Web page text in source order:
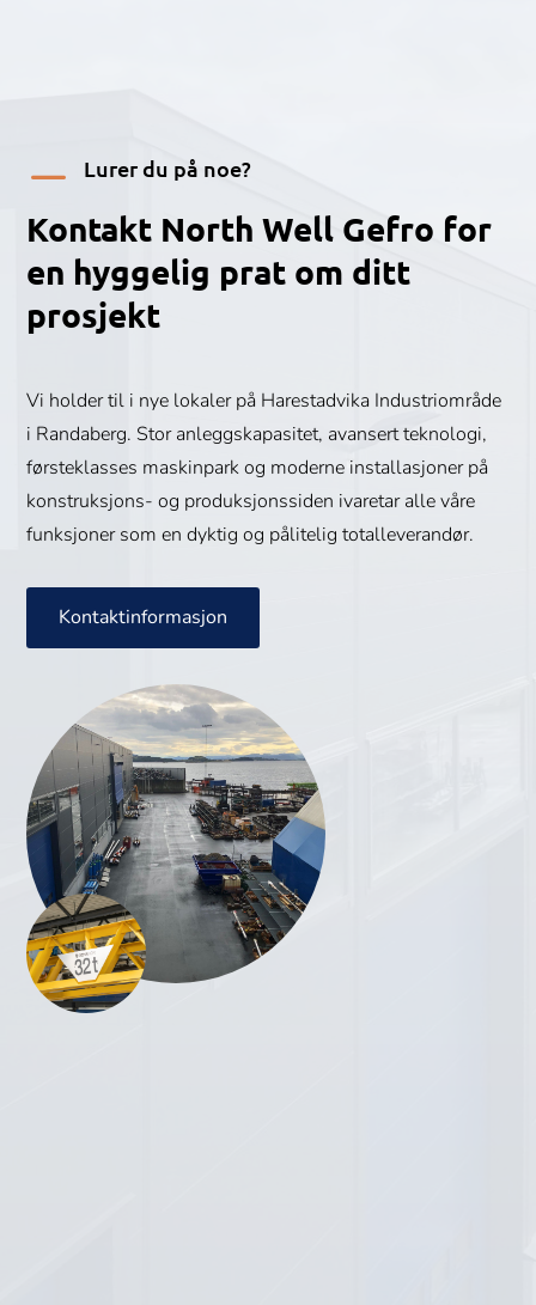
K Lurer du på noe?
Kontakt North Well Gefro for
en hyggelig prat om ditt
prosjekt
Vi holder til i nye lokaler på Harestadvika Industriområde
i Randaberg. Stor anleggskapasitet, avansert teknologi,
førsteklasses maskinpark og moderne installasjoner på
konstruksjons- og produksjonssiden ivaretar alle våre
funksjoner som en dyktig og pålitelig totalleverandør.
Kontaktinformasjon